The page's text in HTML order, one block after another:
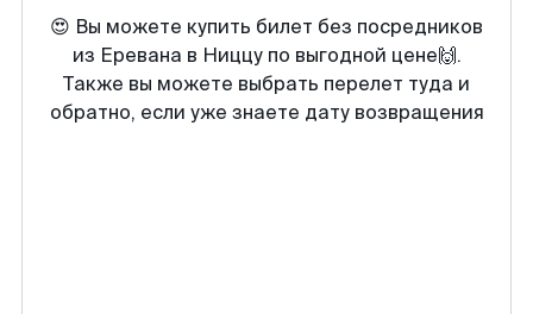
😍 Вы можете купить билет без посредников
из Еревана в Ниццу по выгодной цене🙌.
Также вы можете выбрать перелет туда и
обратно, если уже знаете дату возвращения